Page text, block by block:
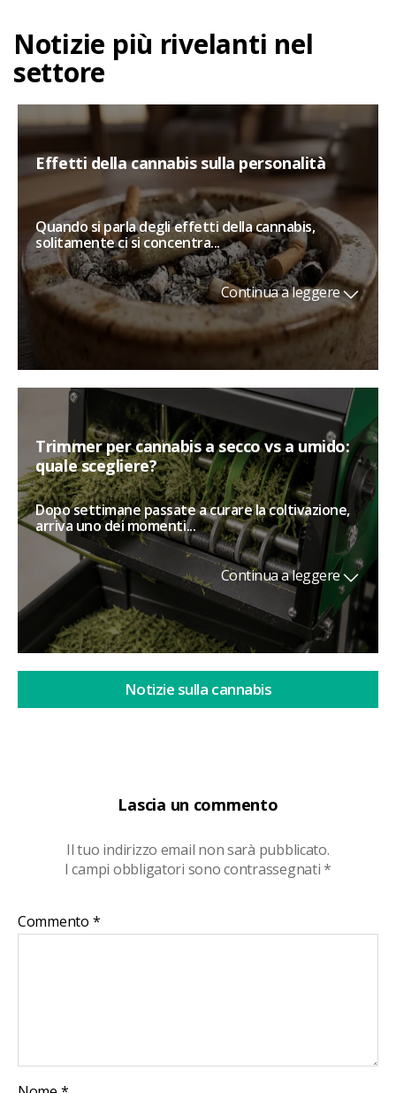
Lascia un commento
Il tuo indirizzo email non sarà pubblicato.
I campi obbligatori sono contrassegnati*
Commento *
Notizie più rivelanti nel
settore
Effetti della cannabis sulla personalità
Quando si parla degli effetti della cannabis,
solitamente ci si concentra...
Continua a leggere
Trimmer per cannabis a secco vs a umido:
quale scegliere?
Dopo settimane passate a curare la coltivazione,
arriva uno dei momenti...
Continua a leggere
Notizie sulla cannabis